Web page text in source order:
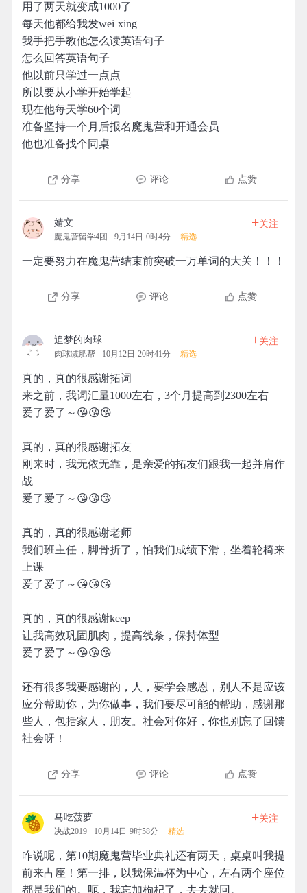
用了两天就变成1000了
每天他都给我发wei xing
我手把手教他怎么读英语句子
怎么回答英语句子
他以前只学过一点点
所以要从小学开始学起
现在他每天学60个词
准备坚持一个月后报名魔鬼营和开通会员
他也准备找个同桌
分享 评论 点赞
婧文
魔鬼营留学4团 9月14日 0时4分 精选
+关注
一定要努力在魔鬼营结束前突破一万单词的大关！！！
分享 评论 点赞
追梦的肉球
肉球减肥帮 10月12日 20时41分 精选
+关注
真的，真的很感谢拓词
来之前，我词汇量1000左右，3个月提高到2300左右
爱了爱了～😘😘😘
真的，真的很感谢拓友
刚来时，我无依无靠，是亲爱的拓友们跟我一起并肩作
战
爱了爱了～😘😘😘
真的，真的很感谢老师
我们班主任，脚骨折了，怕我们成绩下滑，坐着轮椅来
上课
爱了爱了～😘😘😘
真的，真的很感谢keep
让我高效巩固肌肉，提高线条，保持体型
爱了爱了～😘😘😘
还有很多我要感谢的，人，要学会感恩，别人不是应该
应分帮助你，为你做事，我们要尽可能的帮助，感谢那
些人，包括家人，朋友。社会对你好，你也别忘了回馈
社会呀！
分享 评论 点赞
马吃菠萝
决战2019 10月14日 9时58分 精选
+关注
咋说呢，第10期魔鬼营毕业典礼还有两天，桌桌叫我提
前来占座！第一排，以我保温杯为中心，左右两个座位
都是我们的。呃，我忘加枸杞了，去去就回。